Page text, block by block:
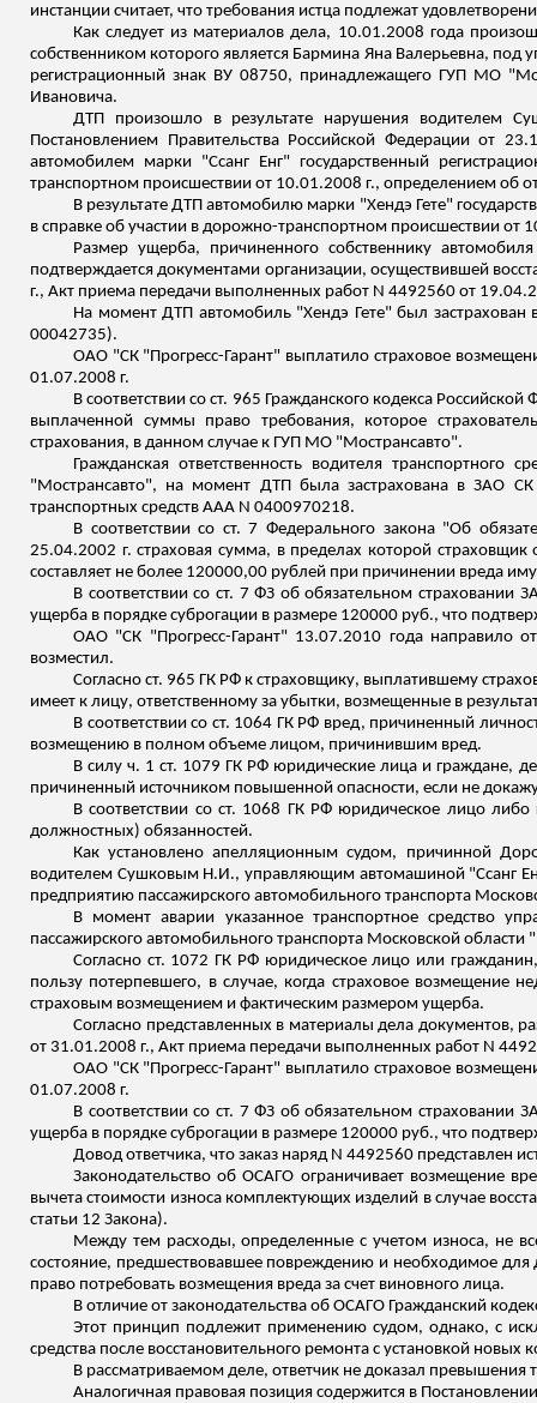
инстанции считает, что требования истца подлежат
Как следует из материалов дела, 10.01.2008 года
собственником которого является Бармина Яна Валерьевна, под
регистрационный знак ВУ 08750, принадлежащего ГУП МО "
Ивановича.
ДТП произошло в результате нарушения водителем
Постановлением Правительства Российской Федерации от
автомобилем марки "Ссанг Енг" государственный
транспортном происшествии от 10.01.2008 г., определением об
В результате ДТП автомобилю марки "Хендэ Гете"
в справке об участии в дорожно-транспортном происшествии
Размер ущерба, причиненного собственнику
подтверждается документами организации, осуществившей
г., Акт приема передачи выполненных работ N 4492560 от
На момент ДТП автомобиль "Хендэ Гете" был
00042735).
ОАО "СК "Прогресс-Гарант" выплатило страховое
01.07.2008 г.
В соответствии со ст. 965 Гражданского кодекса
выплаченной суммы право требования, которое
страхования, в данном случае к ГУП МО "Мострансавто".
Гражданская ответственность водителя транспортного
"Мострансавто", на момент ДТП была застрахована в ЗАО
транспортных средств ААА N 0400970218.
В соответствии со ст. 7 Федерального закона "Об
25.04.2002 г. страховая сумма, в пределах которой страховщик
составляет не более 120000,00 рублей при причинении вреда
В соответствии со ст. 7 ФЗ об обязательном страховании
ущерба в порядке суброгации в размере 120000 руб., что
ОАО "СК "Прогресс-Гарант" 13.07.2010 года направило
возместил.
Согласно ст. 965 ГК РФ к страховщику, выплатившему
имеет к лицу, ответственному за убытки, возмещенные в
В соответствии со ст. 1064 ГК РФ вред, причиненный
возмещению в полном объеме лицом, причинившим вред.
В силу ч. 1 ст. 1079 ГК РФ юридические лица и граждане,
причиненный источником повышенной опасности, если не
В соответствии со ст. 1068 ГК РФ юридическое лицо
должностных) обязанностей.
Как установлено апелляционным судом, причинной
водителем Сушковым Н.И., управляющим автомашиной "Ссанг
предприятию пассажирского автомобильного транспорта
В момент аварии указанное транспортное средство
пассажирского автомобильного транспорта Московской области "
Согласно ст. 1072 ГК РФ юридическое лицо или
пользу потерпевшего, в случае, когда страховое возмещение
страховым возмещением и фактическим размером ущерба.
Согласно представленных в материалы дела документов,
от 31.01.2008 г., Акт приема передачи выполненных работ N
ОАО "СК "Прогресс-Гарант" выплатило страховое
01.07.2008 г.
В соответствии со ст. 7 ФЗ об обязательном страховании
ущерба в порядке суброгации в размере 120000 руб., что
Довод ответчика, что заказ наряд N 4492560 представлен
Законодательство об ОСАГО ограничивает возмещение
вычета стоимости износа комплектующих изделий в случае
статьи 12 Закона).
Между тем расходы, определенные с учетом износа, не
состояние, предшествовавшее повреждению и необходимое для
право потребовать возмещения вреда за счет виновного лица.
В отличие от законодательства об ОСАГО Гражданский
Этот принцип подлежит применению судом, однако, с
средства после восстановительного ремонта с установкой
В рассматриваемом деле, ответчик не доказал
Аналогичная правовая позиция содержится в